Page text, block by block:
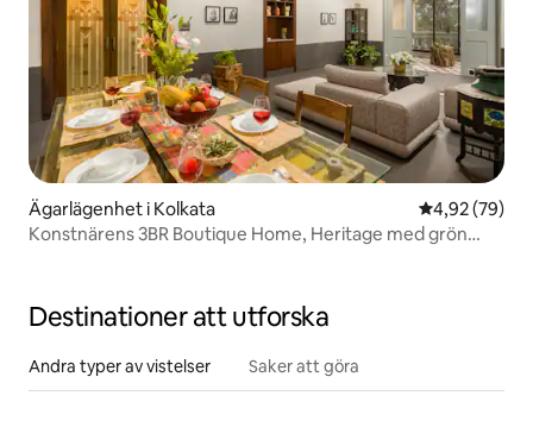
Ägarlägenhet i Kolkata 4,92 av 5 i
4,92 (79)
Konstnärens 3BR Boutique Home, Heritage med grön
Destinationer att utforska
Andra typer av vistelser Saker att göra